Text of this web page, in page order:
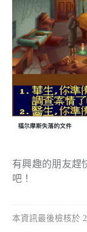
有興趣的朋友趕
吧！
本資訊最後檢核於